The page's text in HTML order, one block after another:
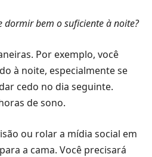
dormir bem o suficiente à noite?
Por exemplo, você
à noite, especialmente se
cedo no dia seguinte.
de sono.
ou rolar a mídia social em
a cama. Você precisará